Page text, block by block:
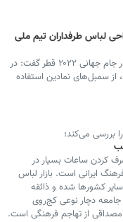
لباس طرفداران تیم ملی
طراح لباس طرفداران تیم ملی در جام جهانی ۲۰۲۲ قطر گفت: در
از سمبل‌های نمادین استفاده
بررسی می‌کند؛
کردن ساعات بسیار در
ایرانی است. بازار لباس
کشورها شده و ذائقه
جامعه دچار نوعی کج‌روی
از تهاجم فرهنگی است.